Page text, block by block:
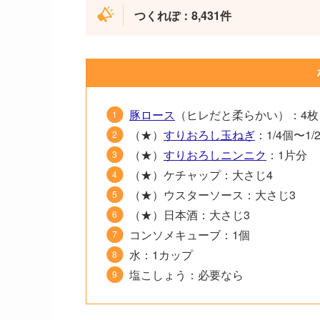
つくれぽ：8,431件
豚ロース （ヒレだと柔らかい）：4枚
（★） すりおろし玉ねぎ ：1/4個〜1/
（★） すりおろしニンニク ：1片分
（★）ケチャップ：大さじ4
（★）ウスターソース：大さじ3
（★）日本酒：大さじ3
コンソメキューブ：1個
水：1カップ
塩こしょう：必要なら